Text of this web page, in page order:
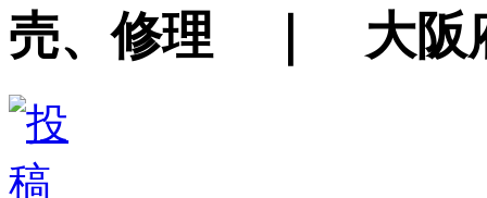
売、修理 ｜ 大阪